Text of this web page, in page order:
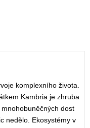
komplexního života.
Kambria je zhruba
dost
nedělo. Ekosystémy v